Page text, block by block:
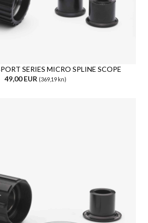
SERIES MICRO SPLINE SCOPE
49,00 EUR (369,19 kn)